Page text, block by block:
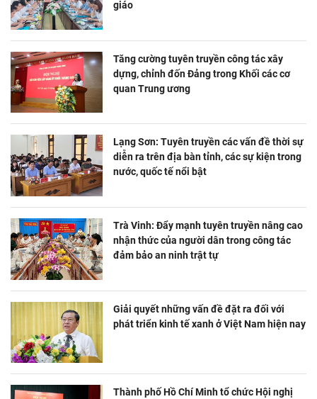
giáo
Tăng cường tuyên truyền công tác xây
dựng, chỉnh đốn Đảng trong Khối các cơ
quan Trung ương
Lạng Sơn: Tuyên truyền các vấn đề thời sự
diễn ra trên địa bàn tỉnh, các sự kiện trong
nước, quốc tế nổi bật
Trà Vinh: Đẩy mạnh tuyên truyền nâng cao
nhận thức của người dân trong công tác
đảm bảo an ninh trật tự
Giải quyết những vấn đề đặt ra đối với
phát triển kinh tế xanh ở Việt Nam hiện nay
Thành phố Hồ Chí Minh tổ chức Hội nghị